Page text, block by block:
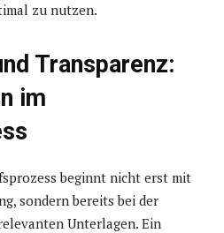
zu nutzen.
Transparenz:
im
beginnt nicht erst mit
sondern bereits bei der
Unterlagen. Ein